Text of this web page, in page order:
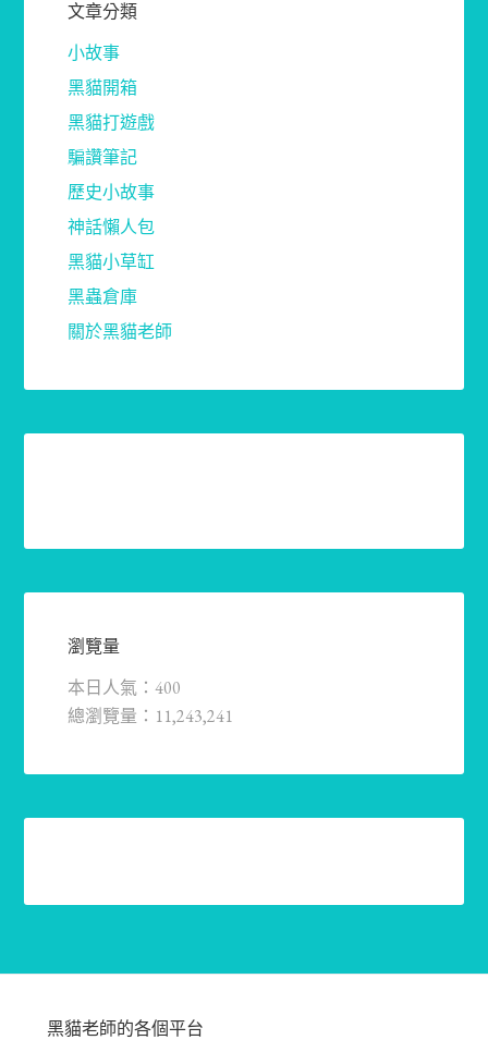
文章分類
小故事
黑貓開箱
黑貓打遊戲
騙讚筆記
歷史小故事
神話懶人包
黑貓小草缸
黑蟲倉庫
關於黑貓老師
瀏覽量
本日人氣：400
總瀏覽量：11,243,241
黑貓老師的各個平台